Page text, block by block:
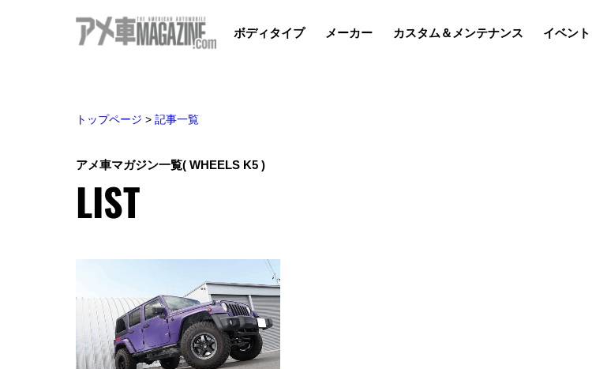
ボディタイプ メーカー カスタム＆メンテナンス イベント
トップページ > 記事一覧
アメ車マガジン一覧( WHEELS K5 )
LIST